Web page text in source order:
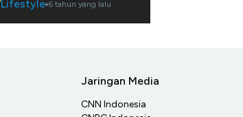
Lifestyle 6 tahun yang lalu
Jaringan Media
CNN Indonesia